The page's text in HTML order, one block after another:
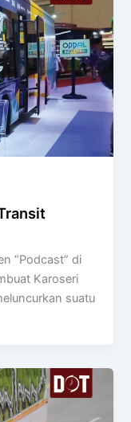
“Podcast” di
Karoseri
suatu